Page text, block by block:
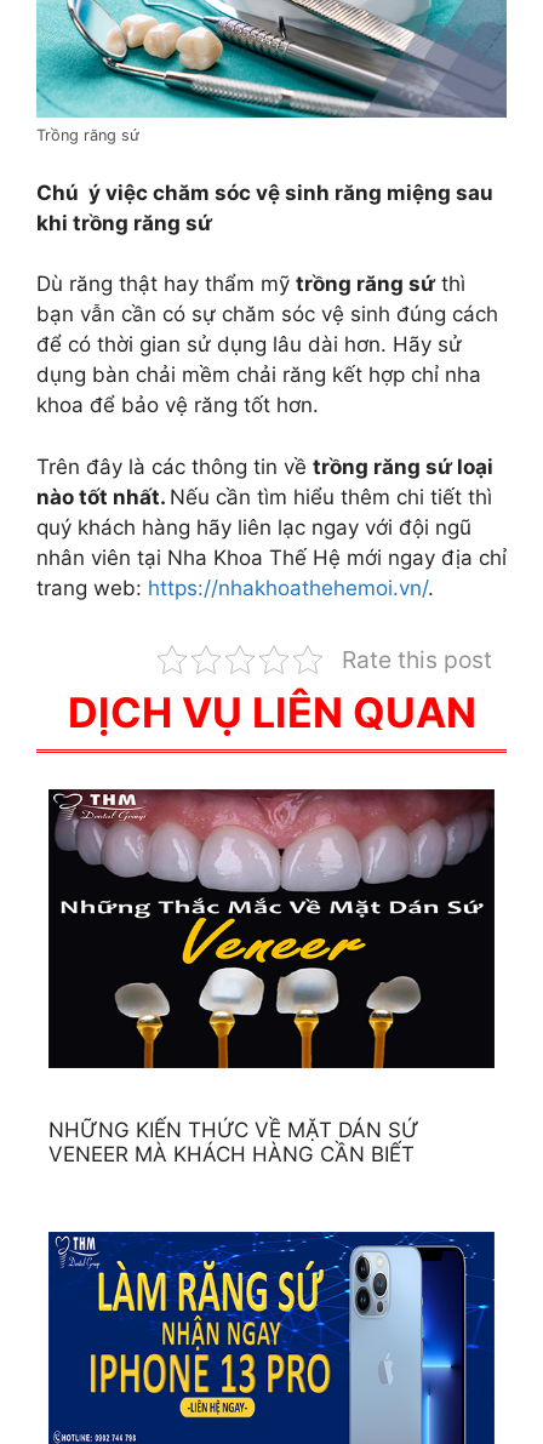
Trồng răng sứ
Chú ý việc chăm sóc vệ sinh răng miệng sau
khi trồng răng sứ
Dù răng thật hay thẩm mỹ trồng răng sứthì
bạn vẫn cần có sự chăm sóc vệ sinh đúng cách
để có thời gian sử dụng lâu dài hơn. Hãy sử
dụng bàn chải mềm chải răng kết hợp chỉ nha
khoa để bảo vệ răng tốt hơn.
Trên đây là các thông tin về trồng răng sứ loại
nào tốt nhất. Nếu cần tìm hiểu thêm chi tiết thì
quý khách hàng hãy liên lạc ngay với đội ngũ
nhân viên tại Nha Khoa Thế Hệ mới ngay địa chỉ
trang web: https://nhakhoathehemoi.vn/.
Rate this post
DỊCH VỤ LIÊN QUAN
NHỮNG KIẾN THỨC VỀ MẶT DÁN SỨ
VENEER MÀ KHÁCH HÀNG CẦN BIẾT